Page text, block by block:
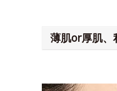
薄肌or厚肌、